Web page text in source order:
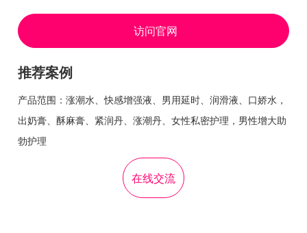
访问官网
推荐案例
产品范围：涨潮水、快感增强液、男用延时、润滑液、口娇水，
出奶膏、酥麻膏、紧润丹、涨潮丹、女性私密护理，男性增大助
勃护理
在线交流